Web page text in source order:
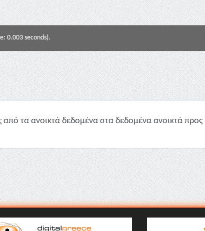
0.003 seconds).
από τα ανοικτά δεδομένα στα δεδομένα ανοικτά